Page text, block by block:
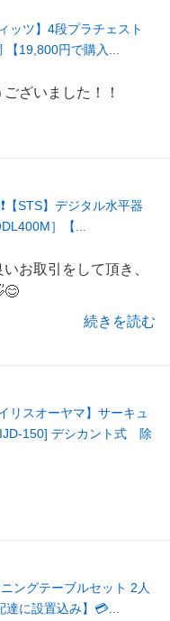
ッツ】4段プラチェスト
【19,800円で購入...
ざいました！！
【STS】デジタル水平器
］【...
お取引をして頂き、
続きを読む
リスオーヤマ】サーキュ
150] デシカント式 除
ングテーブルセット 2人
達に設置込み】💳...